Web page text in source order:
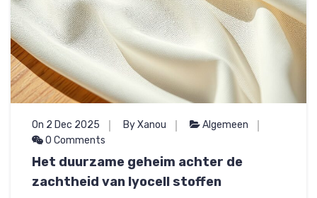
On 2 Dec 2025 By Xanou
Algemeen
0 Comments
Het duurzame geheim achter de
zachtheid van lyocell stoffen